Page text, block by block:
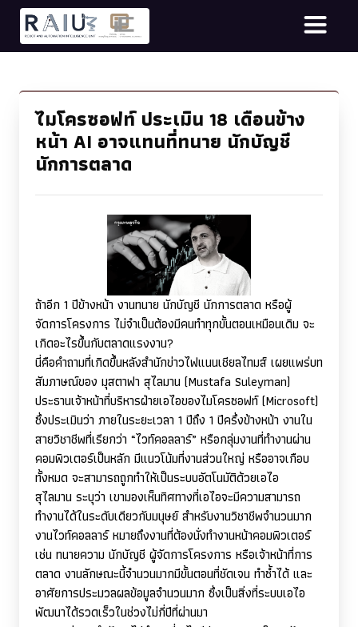
ไมโครซอฟท์ ประเมิน 18 เดือนข้าง
หน้า AI อาจแทนที่ทนาย นักบัญชี
นักการตลาด
ถ้าอีก 1 ปีข้างหน้า งานทนาย นักบัญชี นักการตลาด หรือผู้
จัดการโครงการ ไม่จำเป็นต้องมีคนทำทุกขั้นตอนเหมือนเดิม จะ
เกิดอะไรขึ้นกับตลาดแรงงาน?
นี่คือคำถามที่เกิดขึ้นหลังสำนักข่าวไฟแนนเชียลไทมส์ เผยแพร่บท
สัมภาษณ์ของ มุสตาฟา สุไลมาน (Mustafa Suleyman)
ประธานเจ้าหน้าที่บริหารฝ่ายเอไอของไมโครซอฟท์ (Microsoft)
ซึ่งประเมินว่า ภายในระยะเวลา 1 ปีถึง 1 ปีครึ่งข้างหน้า งานใน
สายวิชาชีพที่เรียกว่า “ไวท์คอลลาร์” หรือกลุ่มงานที่ทำงานผ่าน
คอมพิวเตอร์เป็นหลัก มีแนวโน้มที่งานส่วนใหญ่ หรืออาจเกือบ
ทั้งหมด จะสามารถถูกทำให้เป็นระบบอัตโนมัติด้วยเอไอ
สุไลมาน ระบุว่า เขามองเห็นทิศทางที่เอไอจะมีความสามารถ
ทำงานได้ในระดับเดียวกับมนุษย์ สำหรับงานวิชาชีพจำนวนมาก
งานไวท์คอลลาร์ หมายถึงงานที่ต้องนั่งทำงานหน้าคอมพิวเตอร์
เช่น ทนายความ นักบัญชี ผู้จัดการโครงการ หรือเจ้าหน้าที่การ
ตลาด งานลักษณะนี้จำนวนมากมีขั้นตอนที่ชัดเจน ทำซ้ำได้ และ
อาศัยการประมวลผลข้อมูลจำนวนมาก ซึ่งเป็นสิ่งที่ระบบเอไอ
พัฒนาได้รวดเร็วในช่วงไม่กี่ปีที่ผ่านมา